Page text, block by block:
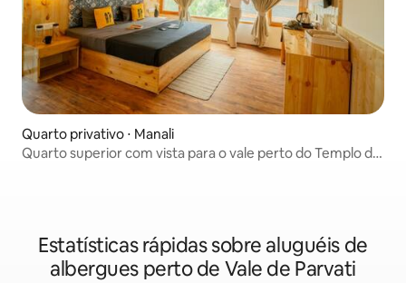
Quarto privativo ⋅ Manali
Quarto superior com vista para o vale perto do Templo de
Estatísticas rápidas sobre aluguéis de
albergues perto de Vale de Parvati